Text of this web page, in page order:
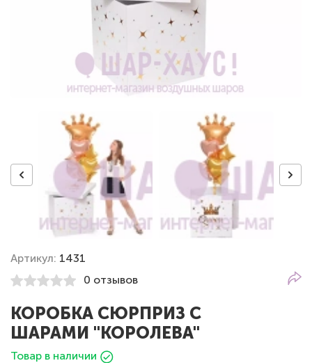
Артикул: 1431
0 отзывов
КОРОБКА СЮРПРИЗ С
ШАРАМИ "КОРОЛЕВА"
Товар в наличии